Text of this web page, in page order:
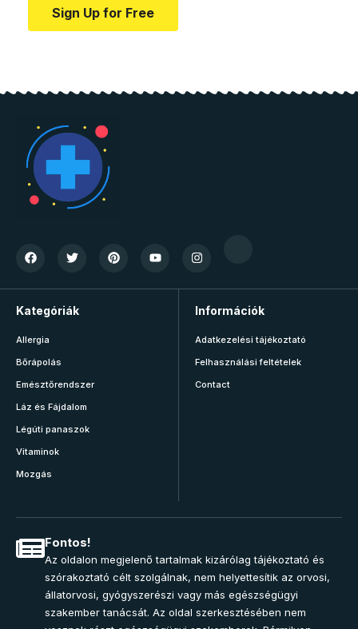
Sign Up for Free
Kategóriák
Allergia
Bőrápolás
Emésztőrendszer
Láz és Fájdalom
Légúti panaszok
Vitaminok
Mozgás
Információk
Adatkezelési tájékoztató
Felhasználási feltételek
Contact
Fontos!
Az oldalon megjelenő tartalmak kizárólag tájékoztató és
szórakoztató célt szolgálnak, nem helyettesítik az orvosi,
állatorvosi, gyógyszerészi vagy más egészségügyi
szakember tanácsát. Az oldal szerkesztésében nem